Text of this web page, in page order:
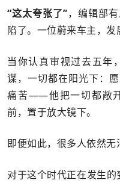
“这太夸张了”，编辑部
陷了。一位蔚来车主，
当你认真审视过去五年
谋，一切都在阳光下：
痛苦——他把一切都敞
前，置于放大镜下。
即便如此，很多人依然无
对于这个时代正在发生